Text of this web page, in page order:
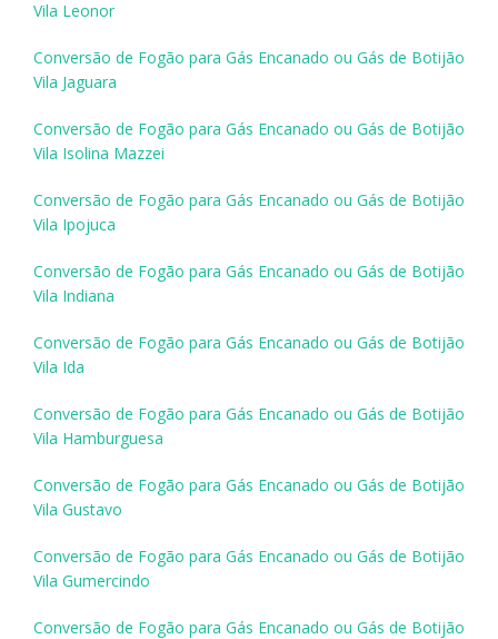
Vila Leonor
Conversão de Fogão para Gás Encanado ou Gás de Botijão
Vila Jaguara
Conversão de Fogão para Gás Encanado ou Gás de Botijão
Vila Isolina Mazzei
Conversão de Fogão para Gás Encanado ou Gás de Botijão
Vila Ipojuca
Conversão de Fogão para Gás Encanado ou Gás de Botijão
Vila Indiana
Conversão de Fogão para Gás Encanado ou Gás de Botijão
Vila Ida
Conversão de Fogão para Gás Encanado ou Gás de Botijão
Vila Hamburguesa
Conversão de Fogão para Gás Encanado ou Gás de Botijão
Vila Gustavo
Conversão de Fogão para Gás Encanado ou Gás de Botijão
Vila Gumercindo
Conversão de Fogão para Gás Encanado ou Gás de Botijão